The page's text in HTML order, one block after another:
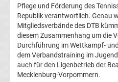
Top-
Aktuell
Bundesliga
Tabelle
Pflege und Förderung des
Republik verantwortlich. Genau
Mitgliedsverbände des DTB
diesem Zusammenhang um die
Durchführung im Wettkampf-
dem Verbandstraining im
auch für den Ligenbetrieb der
Mecklenburg-Vorpommern.